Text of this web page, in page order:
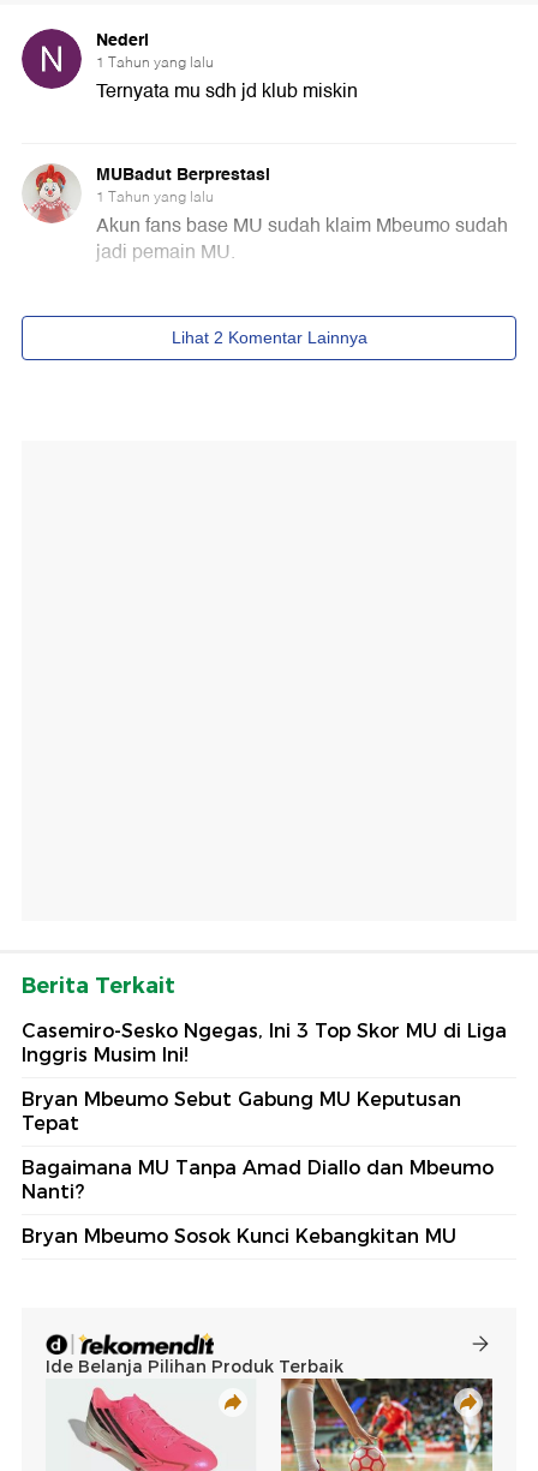
Berita Terkait
Casemiro-Sesko Ngegas, Ini 3 Top Skor MU di Liga
Inggris Musim Ini!
Bryan Mbeumo Sebut Gabung MU Keputusan
Tepat
Bagaimana MU Tanpa Amad Diallo dan Mbeumo
Nanti?
Bryan Mbeumo Sosok Kunci Kebangkitan MU